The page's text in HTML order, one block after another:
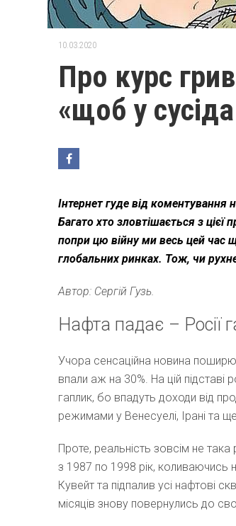
10.03.2020
Про курс
«щоб у
Інтернет гуде від коментування
Багато хто зловтішається з
попри цю війну ми весь цей час
глобальних ринках. Тож, чи
Автор: Сергій Гузь.
Нафта падає – Росії
Учора сенсаційна новина
впали аж на 30%. На цій
гаплик, бо впадуть доходи від
режимами у Венесуелі, Ірані та
Проте, реальність зовсім не
з 1987 по 1998 рік, коливаючись
Кувейт та підпалив усі нафтові
місяців знову повернулись до